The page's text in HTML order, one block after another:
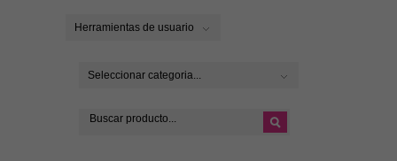
Herramientas de usuario
Seleccionar categoria...